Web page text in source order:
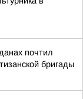
почтил
бригады